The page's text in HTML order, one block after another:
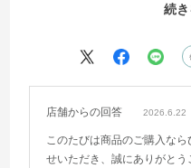
ず、わざわざHPを見ても一切
始ができていません。
続
店舗からの回答 2026.6.22
このたびは商品のご購入な
せいただき、誠にありがとう